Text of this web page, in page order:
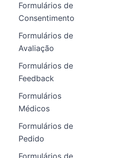
Formulários de
Consentimento
Formulários de
Avaliação
Formulários de
Feedback
Formulários
Médicos
Formulários de
Pedido
Formulários de